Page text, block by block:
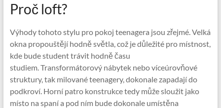
Proč loft?
Výhody tohoto stylu pro pokoj teenagera jsou zřejmé. Velká
okna propouštějí hodně světla, což je důležité pro místnost,
kde bude student trávit hodně času
studiem. Transformátorový nábytek nebo víceúrovňové
struktury, tak milované teenagery, dokonale zapadají do
podkroví. Horní patro konstrukce tedy může sloužit jako
místo na spaní a pod ním bude dokonale umístěna